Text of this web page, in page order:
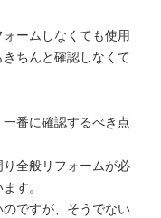
ームしなくても使用
ちんと確認しなくて
番に確認するべき点
全般リフォームが必
す。
ですが、そうでない